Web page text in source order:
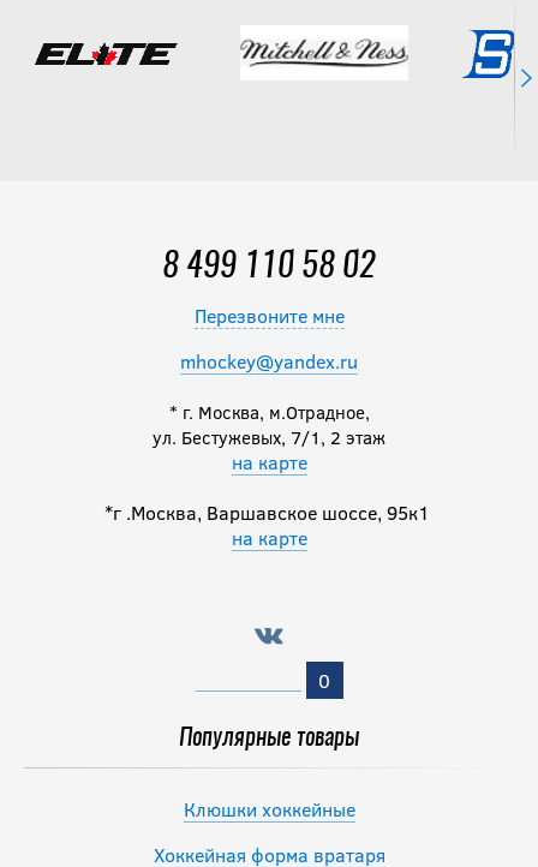
Щитки BAUER
FLYPRO SR
19 990
8 499 110 58 02
Перезвоните мне
mhockey@yandex.ru
* г. Москва, м.Отрадное,
ул. Бестужевых, 7/1, 2 этаж
на карте
*г .Москва, Варшавское шоссе, 95к1
на карте
0
Популярные товары
Клюшки хоккейные
Хоккейная форма вратаря